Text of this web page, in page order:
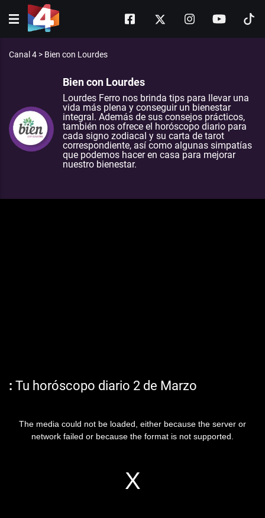
Canal 4 > Bien con Lourdes
Bien con Lourdes
Lourdes Ferro nos brinda tips para llevar una
vida más plena y conseguir un bienestar
integral. Además de sus consejos prácticos,
también nos ofrece el horóscopo diario para
cada signo zodiacal y su carta de tarot
correspondiente, así como algunas simpatías
que podemos hacer en casa para mejorar
nuestro bienestar.
Tu horóscopo diario 2 de Marzo
The media could not be loaded, either because the server or
network failed or because the format is not supported.